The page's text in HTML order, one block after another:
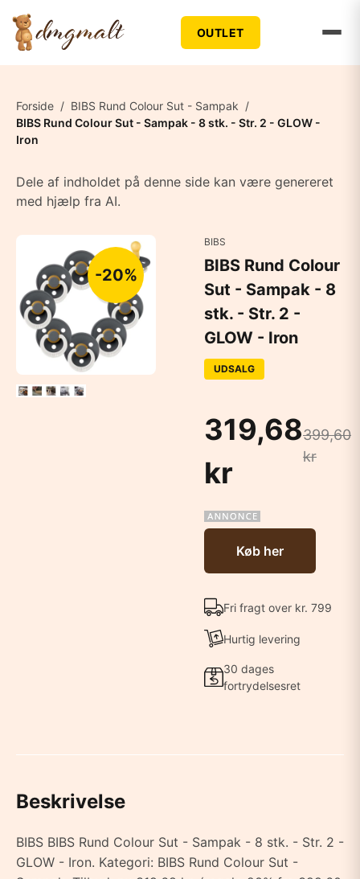
OUTLET
Forside / BIBS Rund Colour Sut - Sampak /
BIBS Rund Colour Sut - Sampak - 8 stk. - Str. 2 - GLOW -
Iron
Dele af indholdet på denne side kan være genereret
med hjælp fra AI.
-20%
BIBS
BIBS Rund Colour
Sut - Sampak - 8
stk. - Str. 2 -
GLOW - Iron
UDSALG
319,68
kr
399,60
kr
Køb her
Fri fragt over kr. 799
Hurtig levering
30 dages
fortrydelsesret
Beskrivelse
BIBS BIBS Rund Colour Sut - Sampak - 8 stk. - Str. 2 -
GLOW - Iron. Kategori: BIBS Rund Colour Sut -